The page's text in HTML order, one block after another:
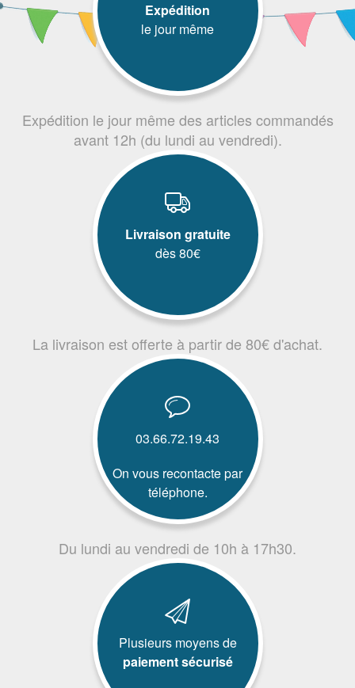
Expédition
le jour même
Expédition le jour même des articles commandés
avant 12h (du lundi au vendredi).
Livraison gratuite
dès 80€
La livraison est offerte à partir de 80€ d'achat.
03.66.72.19.43
On vous recontacte par
téléphone.
Du lundi au vendredi de 10h à 17h30.
Plusieurs moyens de
paiement sécurisé